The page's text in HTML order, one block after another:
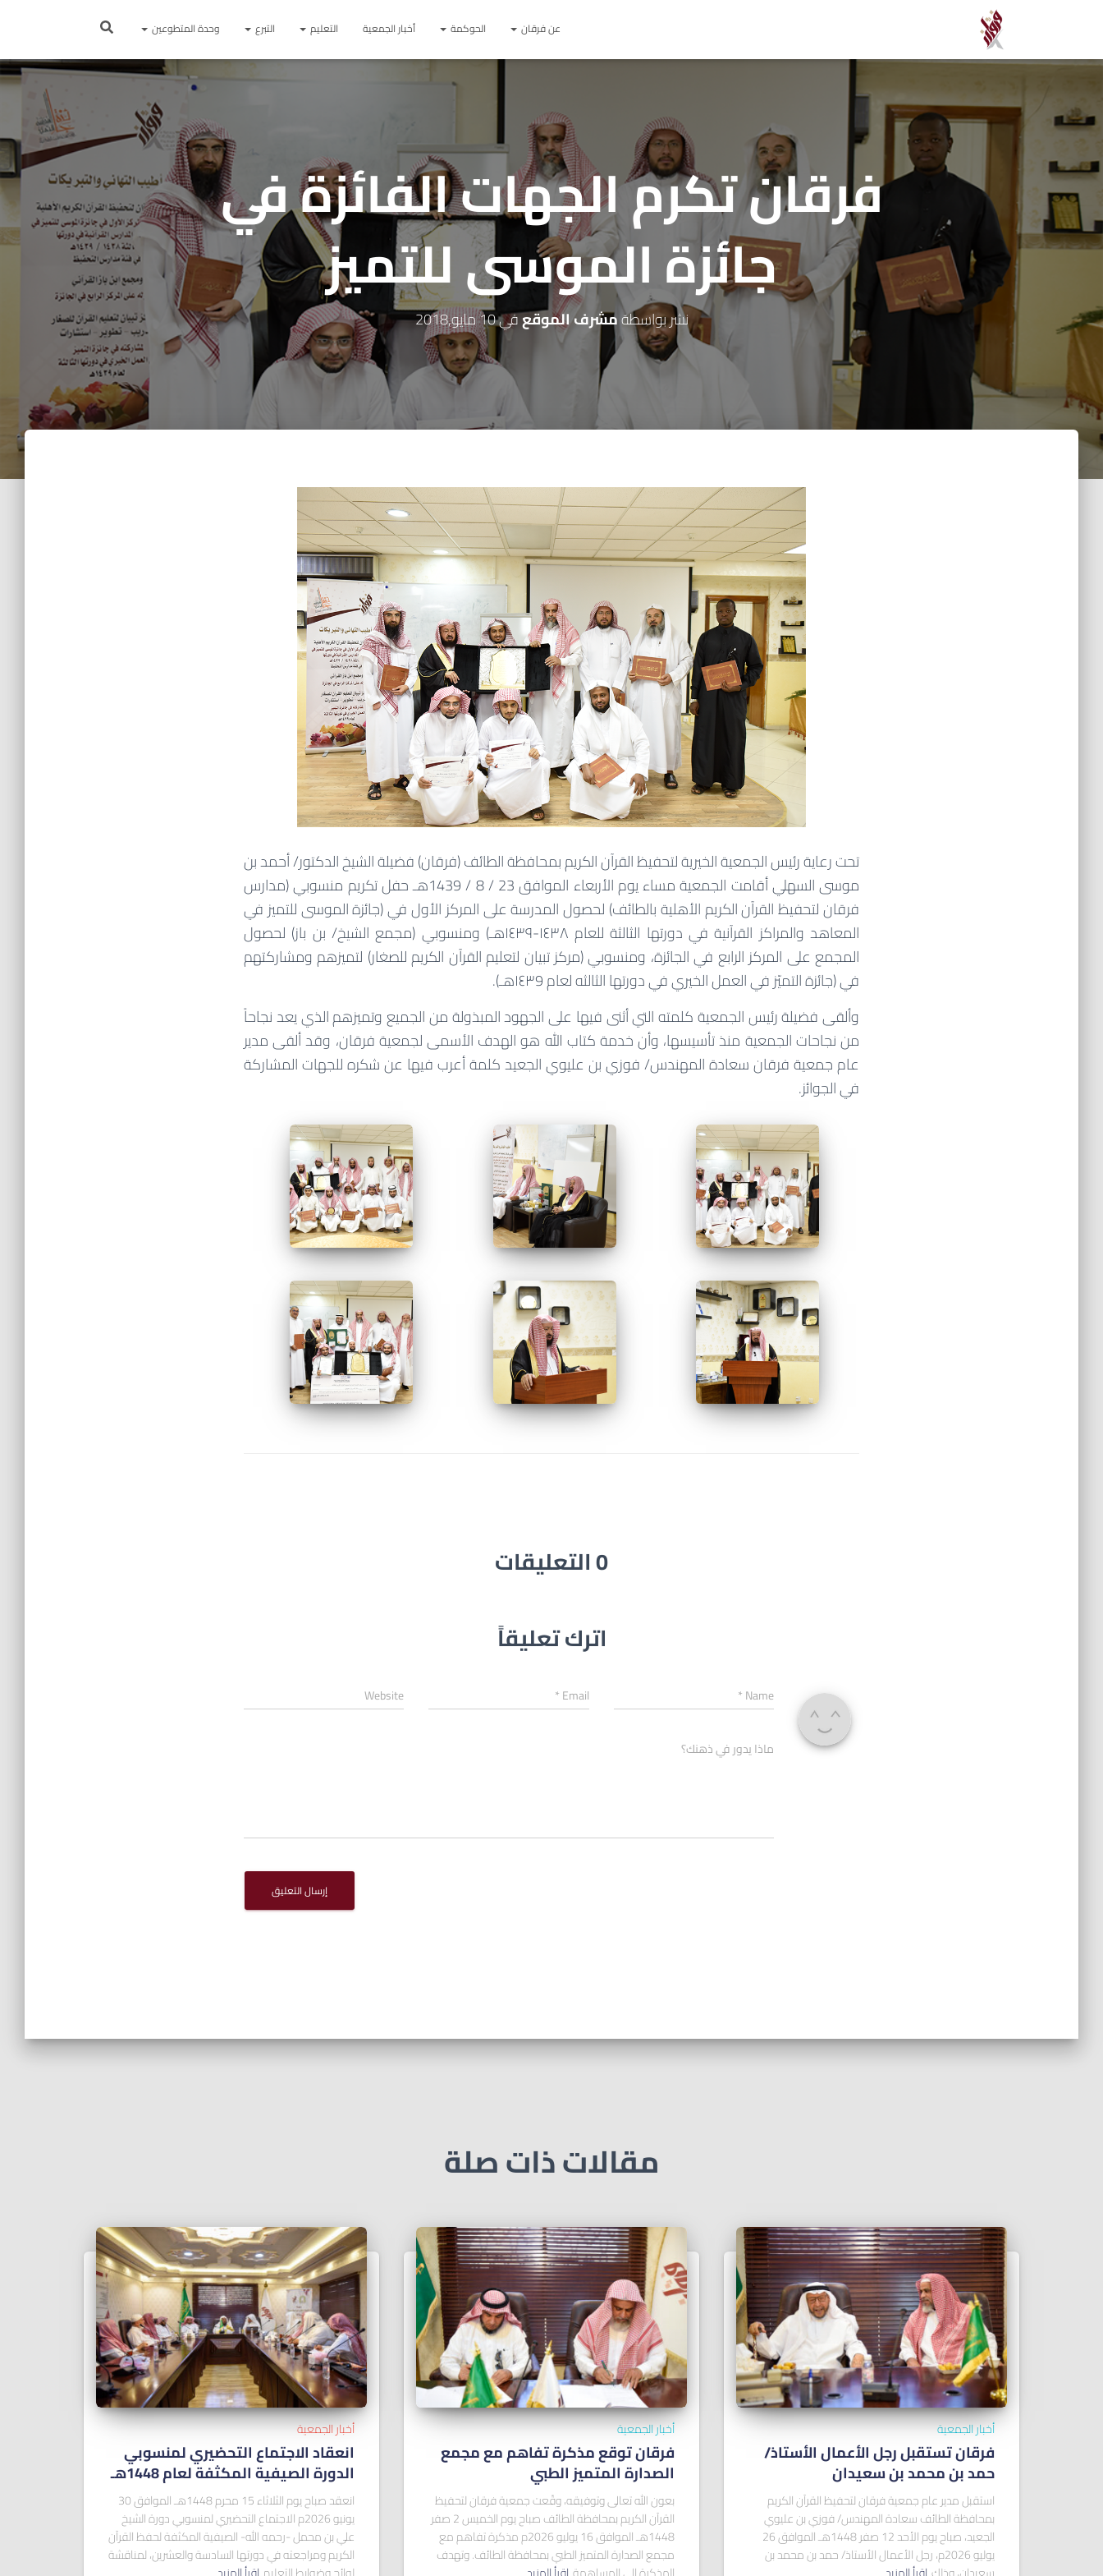
عن فرقان الحوكمة أخبار الجمعية التعليم التبرع وحدة المتطوعين
فرقان تكرم الجهات الفائزة في
جائزة الموسى للتميز
نشر بواسطةمشرف الموقعفي10 مايو,2018
تحت رعاية رئيس الجمعية الخيرية لتحفيظ القرآن الكريم بمحافظة الطائف (فرقان) فضيلة الشيخ الدكتور/ أحمد بن
موسى السهلي أقامت الجمعية مساء يوم الأربعاء الموافق 23 / 8 / 1439هـ حفل تكريم منسوبي ‏(مدارس
فرقان لتحفيظ القرآن الكريم الأهلية بالطائف) لحصول المدرسة على المركز الأول في (جائزة الموسى للتميز في
المعاهد والمراكز القرآنية في دورتها الثالثة للعام ١٤٣٨-١٤٣٩هـ) ومنسوبي (مجمع الشيخ/ بن باز) لحصول
المجمع على المركز الرابع في الجائزة، ومنسوبي (مركز تبيان لتعليم القرآن الكريم للصغار) لتميزهم ومشاركتهم
في (جائزة التميّز في العمل الخيري في دورتها الثالثه لعام ١٤٣9هـ).
وألقى فضيلة رئيس الجمعية كلمته التي أثنى فيها على الجهود المبذولة من الجميع وتميزهم الذي يعد نجاحاً
من نجاحات الجمعية منذ تأسيسها، وأن خدمة كتاب الله هو الهدف الأسمى لجمعية فرقان، وقد ألقى مدير
عام جمعية فرقان سعادة المهندس/ فوزي بن عليوي الجعيد كلمة أعرب فيها عن شكره للجهات المشاركة
في الجوائز.
0 التعليقات
اترك تعليقاً
Name
*
Email
*
Website
ماذا يدور في ذهنك؟
مقالات ذات صلة
أخبار الجمعية
فرقان تستقبل رجل الأعمال الأستاذ/
ﺣﻤﺪ ﺑﻦ ﻣﺤﻤﺪ ﺑﻦ ﺳﻌﻴﺪان
استقبل مدير عام جمعية فرقان لتحفيظ القرآن الكريم
بمحافظة الطائف سعادة المهندس/ فوزي بن عليوي
الجعيد، صباح يوم الأحد 12 صفر 1448هـ الموافق 26
يوليو 2026م، رجل الأعمال الأستاذ/ حمد بن محمد بن
أخبار الجمعية
فرقان توقع مذكرة تفاهم مع مجمع
الصدارة المتميز الطبي
بعون الله تعالى وتوفيقه، وقّعت جمعية فرقان لتحفيظ
القرآن الكريم بمحافظة الطائف صباح يوم الخميس 2 صفر
1448هـ الموافق 16 يوليو 2026م مذكرة تفاهم مع
مجمع الصدارة المتميز الطبي بمحافظة الطائف. وتهدف
أخبار الجمعية
انعقاد الاجتماع التحضيري لمنسوبي
الدورة الصيفية المكثفة لعام 1448هـ
انعقد صباح يوم الثلاثاء 15 محرم 1448هـ الموافق 30
يونيو 2026م الاجتماع التحضيري لمنسوبي دورة الشيخ
علي بن محمل -رحمه الله- الصيفية المكثفة لحفظ القرآن
الكريم ومراجعته في دورتها السادسة والعشرين، لمناقشة